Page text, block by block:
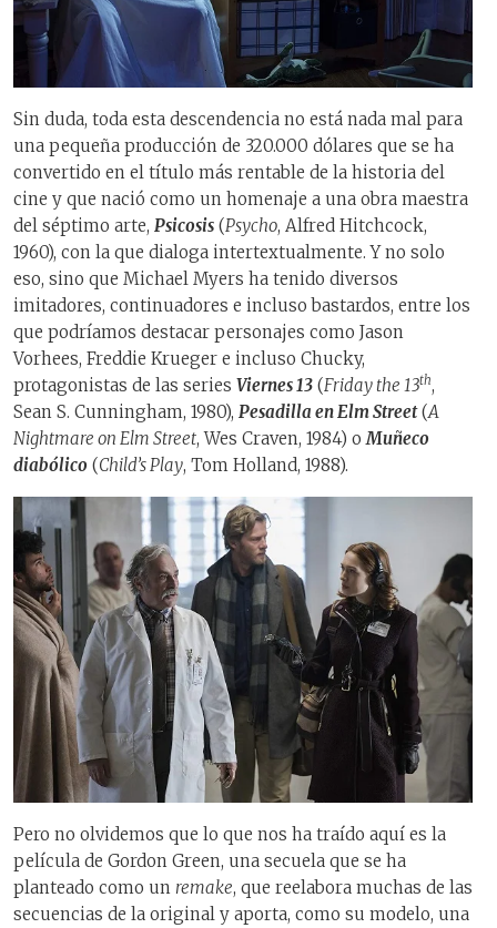
Sin duda, toda esta descendencia no está nada mal para
una pequeña producción de 320.000 dólares que se ha
convertido en el título más rentable de la historia del
cine y que nació como un homenaje a una obra maestra
del séptimo arte, Psicosis (Psycho, Alfred Hitchcock,
1960), con la que dialoga intertextualmente. Y no solo
eso, sino que Michael Myers ha tenido diversos
imitadores, continuadores e incluso bastardos, entre los
que podríamos destacar personajes como Jason
Vorhees, Freddie Krueger e incluso Chucky,
protagonistas de las series Viernes 13 (Friday the 13th,
Sean S. Cunningham, 1980), Pesadilla en Elm Street(A
Nightmare on Elm Street, Wes Craven, 1984) o Muñeco
diabólico (Child’s Play, Tom Holland, 1988).
Pero no olvidemos que lo que nos ha traído aquí es la
película de Gordon Green, una secuela que se ha
planteado como un remake, que reelabora muchas de las
secuencias de la original y aporta, como su modelo, una